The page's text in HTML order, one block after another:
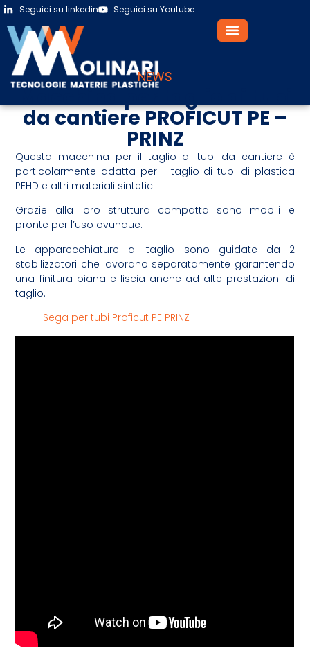
Seguici su linkedin Seguici su Youtube
NEWS
Macchina per taglio di tubi
da cantiere PROFICUT PE –
PRINZ
Questa macchina per il taglio di tubi da cantiere è
particolarmente adatta per il taglio di tubi di plastica
PEHD e altri materiali sintetici.
Grazie alla loro struttura compatta sono mobili e
pronte per l’uso ovunque.
Le apparecchiature di taglio sono guidate da 2
stabilizzatori che lavorano separatamente garantendo
una finitura piana e liscia anche ad alte prestazioni di
taglio.
Sega per tubi Proficut PE PRINZ